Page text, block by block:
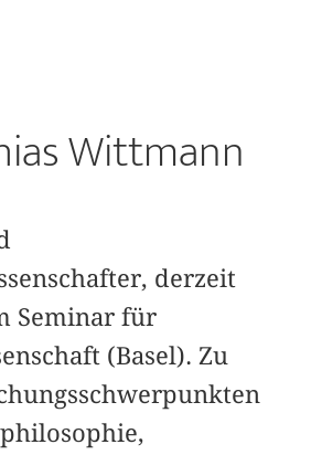
Wittmann
derzeit
Seminar für
(Basel). Zu